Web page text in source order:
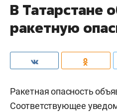
В Татарстане
ракетную
Ракетная опасность
Соответствующее